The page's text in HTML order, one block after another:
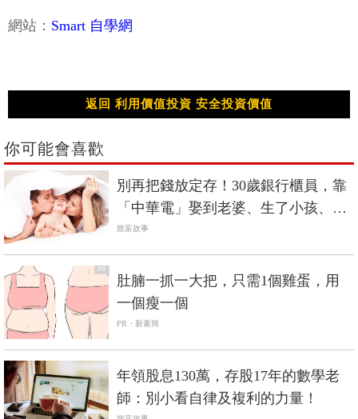
網站： Smart 自學網
返回 利用價值投資 安全投資價值
你可能會喜歡
別再把錢放定存！30歲銀行櫃員，靠
「中華電」娶到老婆、生了小孩、換
大房子
致富故事
PR
肚腩一抓一大把，只需1個雞蛋，用
一個瘦一個
PR・新素簡
年領股息130萬，存股17年的數學老
師：別小看自律及複利的力量！